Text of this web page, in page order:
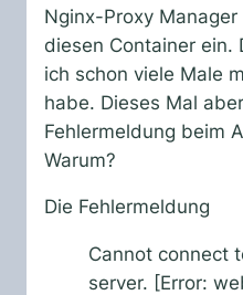
Nginx-Proxy
diesen Container ein.
ich schon viele Male
habe. Dieses Mal
Fehlermeldung beim
Warum?
Die Fehlermeldung
Cannot connect
server. [Error: